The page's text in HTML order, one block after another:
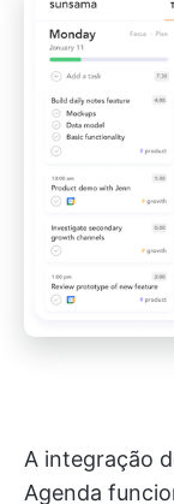
A integração
Agenda